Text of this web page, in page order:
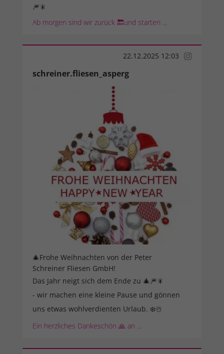
🎆🎇
Ab morgen sind wir zurück 🔙und starten ...
22.12.2025 12:03
schreiner.fliesen_asperg
🎄Frohe Weihnachten von der Peter
Schreiner Fliesen GmbH!
Das Jahr neigt sich dem Ende zu 🎄🎆🎇
- wir machen eine kleine Pause und gönnen
uns etwas wohlverdienten Urlaub. ❄️☃️
Ein herzliches Dankeschön 🙏 an ...